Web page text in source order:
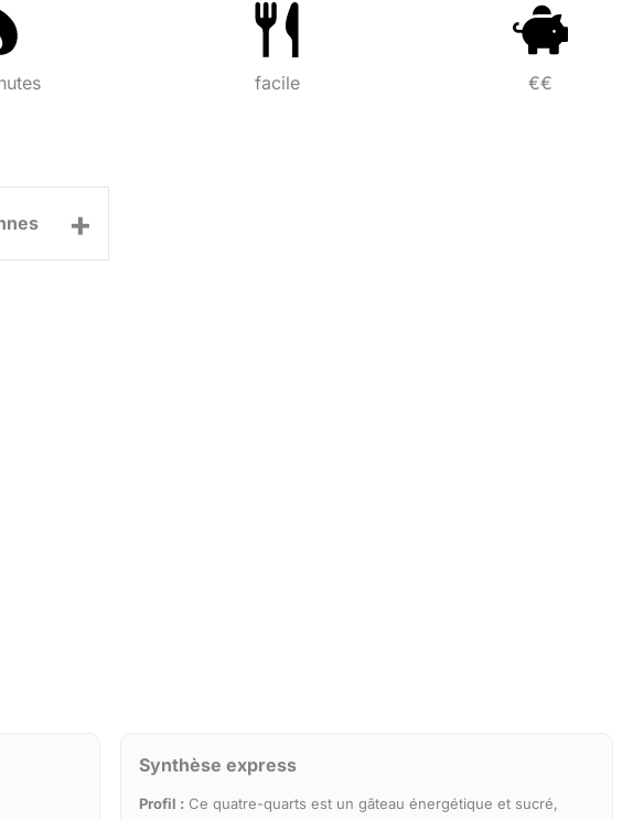
facile €€
+
Synthèse express
Profil : Ce quatre-quarts est un gâteau énergétique et sucré,